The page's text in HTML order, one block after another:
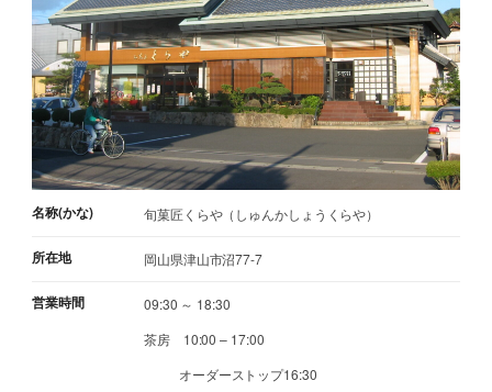
名称(かな) 旬菓匠くらや（しゅんかしょうくらや）
所在地 岡山県津山市沼77-7
営業時間
09:30 ～ 18:30
茶房 10:00 – 17:00
オーダーストップ16:30